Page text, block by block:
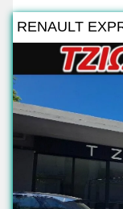
RENAULT